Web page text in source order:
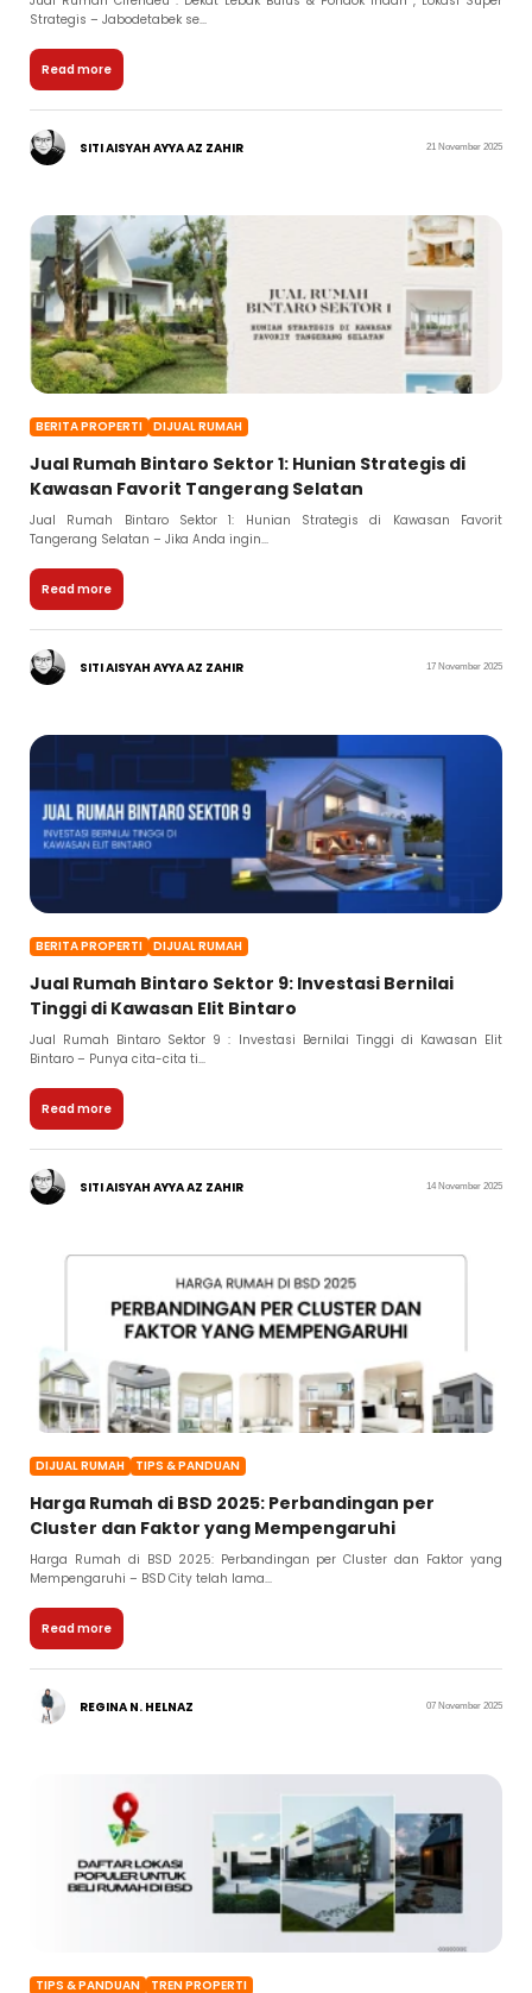
Strategis – Jabodetabek se...
Read more
SITI AISYAH AYYA AZ ZAHIR 21 November 2025
BERITA PROPERTI DIJUAL RUMAH
Jual Rumah Bintaro Sektor 1: Hunian Strategis di
Kawasan Favorit Tangerang Selatan
Jual Rumah Bintaro Sektor 1: Hunian Strategis di Kawasan Favorit
Tangerang Selatan – Jika Anda ingin...
Read more
SITI AISYAH AYYA AZ ZAHIR 17 November 2025
BERITA PROPERTI DIJUAL RUMAH
Jual Rumah Bintaro Sektor 9: Investasi Bernilai
Tinggi di Kawasan Elit Bintaro
Jual Rumah Bintaro Sektor 9 : Investasi Bernilai Tinggi di Kawasan Elit
Bintaro – Punya cita-cita ti...
Read more
SITI AISYAH AYYA AZ ZAHIR 14 November 2025
DIJUAL RUMAH TIPS & PANDUAN
Harga Rumah di BSD 2025: Perbandingan per
Cluster dan Faktor yang Mempengaruhi
Harga Rumah di BSD 2025: Perbandingan per Cluster dan Faktor yang
Mempengaruhi – BSD City telah lama...
Read more
REGINA N. HELNAZ 07 November 2025
TIPS & PANDUAN TREN PROPERTI